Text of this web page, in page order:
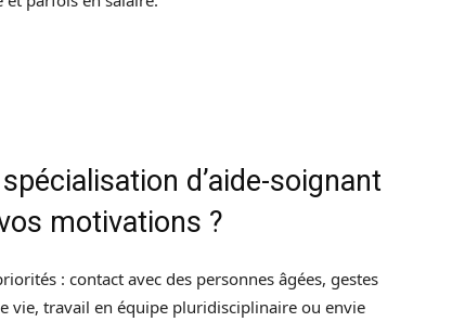
d’aide-soignant
motivations ?
: contact avec des personnes âgées, gestes
vie, travail en équipe pluridisciplinaire ou envie